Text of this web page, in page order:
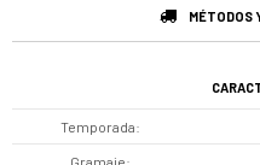
MÉTODOS
Temporada
Gramaje